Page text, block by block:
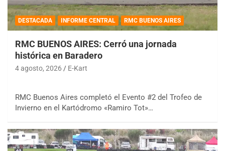
DESTACADA INFORME CENTRAL RMC BUENOS AIRES
RMC BUENOS AIRES: Cerró una jornada
histórica en Baradero
4 agosto, 2026 E-Kart
RMC Buenos Aires completó el Evento #2 del Trofeo de
Invierno en el Kartódromo «Ramiro Tot»…